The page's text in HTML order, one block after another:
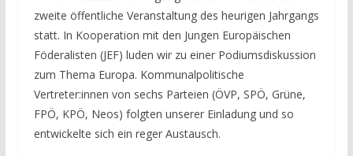
zweite öffentliche Veranstaltung des heurigen Jahrgangs
statt. In Kooperation mit den Jungen Europäischen
Föderalisten (JEF) luden wir zu einer Podiumsdiskussion
zum Thema Europa. Kommunalpolitische
Vertreter:innen von sechs Parteien (ÖVP, SPÖ, Grüne,
FPÖ, KPÖ, Neos) folgten unserer Einladung und so
entwickelte sich ein reger Austausch.